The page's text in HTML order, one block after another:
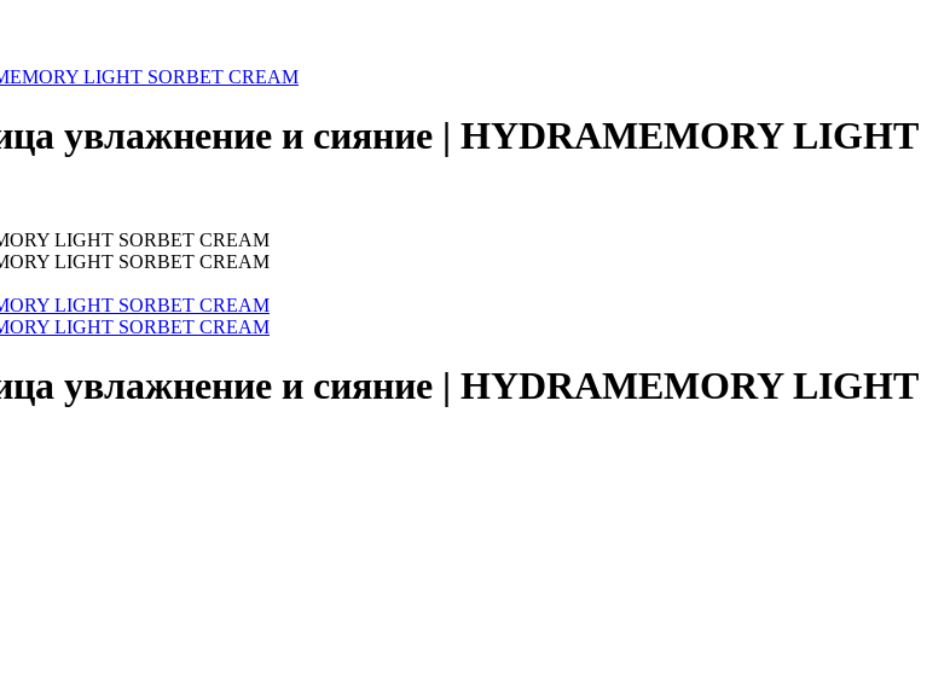
LIGHT SORBET CREAM
увлажнение и сияние | HYDRAMEMORY LIGHT
увлажнение и сияние | HYDRAMEMORY LIGHT